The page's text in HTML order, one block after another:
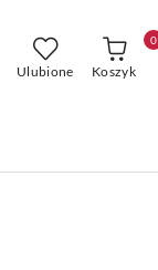
Ulubione Koszyk
0